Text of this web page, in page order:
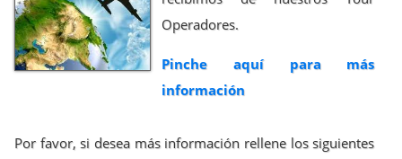
Operadores.
Pinche aquí para más
información
Por favor, si desea más información rellene los siguientes